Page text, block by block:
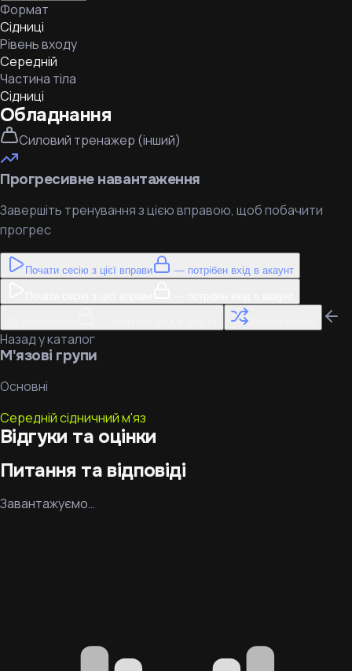
Формат
Сідниці
Рівень входу
Середній
Частина тіла
Сідниці
Обладнання
Силовий тренажер (інший)
Прогресивне навантаження
Завершіть тренування з цією вправою, щоб побачити
прогрес
Почати сесію з цієї вправи — потрібен вхід в акаунт
Назад у каталог
М'язові групи
Основні
Середній сідничний м'яз
Відгуки та оцінки
Питання та відповіді
Завантажуємо…